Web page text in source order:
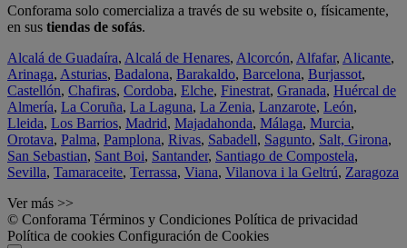
Conforama solo comercializa a través de su website o, físicamente,
en sus tiendas de sofás.
Alcalá de Guadaíra, Alcalá de Henares, Alcorcón, Alfafar, Alicante,
Arinaga, Asturias, Badalona, Barakaldo, Barcelona, Burjassot,
Castellón, Chafiras, Cordoba, Elche, Finestrat, Granada, Huércal de
Almería, La Coruña, La Laguna, La Zenia, Lanzarote, León,
Lleida, Los Barrios, Madrid, Majadahonda, Málaga, Murcia,
Orotava, Palma, Pamplona, Rivas, Sabadell, Sagunto, Salt, Girona,
San Sebastian, Sant Boi, Santander, Santiago de Compostela,
Sevilla, Tamaraceite, Terrassa, Viana, Vilanova i la Geltrú, Zaragoza
Ver más >>
© Conforama Términos y Condiciones Política de privacidad
Política de cookies Configuración de Cookies